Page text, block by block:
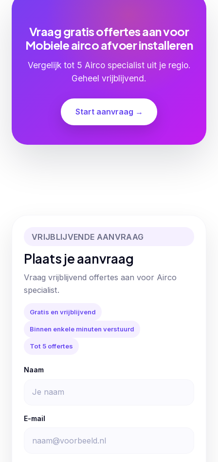
Vraag gratis offertes aan voor
Mobiele airco afvoer installeren
Vergelijk tot 5 Airco specialist uit je regio.
Geheel vrijblijvend.
Start aanvraag →
VRIJBLIJVENDE AANVRAAG
Plaats je aanvraag
Vraag vrijblijvend offertes aan voor Airco
specialist.
Gratis en vrijblijvend
Binnen enkele minuten verstuurd
Tot 5 offertes
Naam
E-mail